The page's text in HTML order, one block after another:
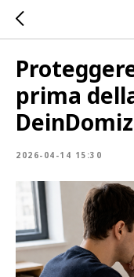
prima
2026-04-14 15:30